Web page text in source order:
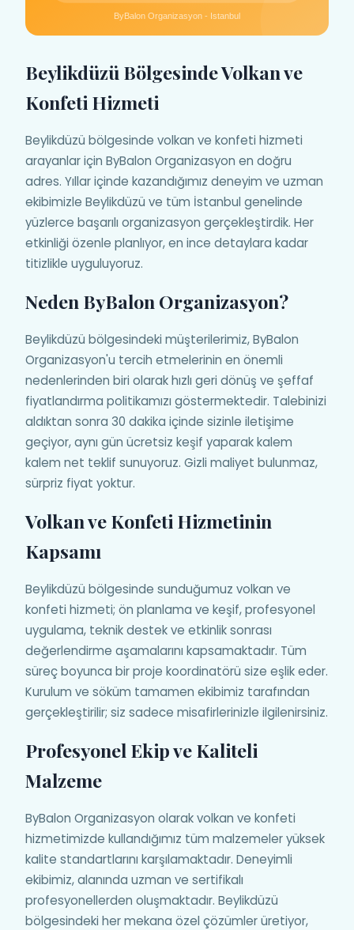
Beylikdüzü Bölgesinde Volkan ve
Konfeti Hizmeti
Beylikdüzü bölgesinde volkan ve konfeti hizmeti
arayanlar için ByBalon Organizasyon en doğru
adres. Yıllar içinde kazandığımız deneyim ve uzman
ekibimizle Beylikdüzü ve tüm İstanbul genelinde
yüzlerce başarılı organizasyon gerçekleştirdik. Her
etkinliği özenle planlıyor, en ince detaylara kadar
titizlikle uyguluyoruz.
Neden ByBalon Organizasyon?
Beylikdüzü bölgesindeki müşterilerimiz, ByBalon
Organizasyon'u tercih etmelerinin en önemli
nedenlerinden biri olarak hızlı geri dönüş ve şeffaf
fiyatlandırma politikamızı göstermektedir. Talebinizi
aldıktan sonra 30 dakika içinde sizinle iletişime
geçiyor, aynı gün ücretsiz keşif yaparak kalem
kalem net teklif sunuyoruz. Gizli maliyet bulunmaz,
sürpriz fiyat yoktur.
Volkan ve Konfeti Hizmetinin
Kapsamı
Beylikdüzü bölgesinde sunduğumuz volkan ve
konfeti hizmeti; ön planlama ve keşif, profesyonel
uygulama, teknik destek ve etkinlik sonrası
değerlendirme aşamalarını kapsamaktadır. Tüm
süreç boyunca bir proje koordinatörü size eşlik eder.
Kurulum ve söküm tamamen ekibimiz tarafından
gerçekleştirilir; siz sadece misafirlerinizle ilgilenirsiniz.
Profesyonel Ekip ve Kaliteli
Malzeme
ByBalon Organizasyon olarak volkan ve konfeti
hizmetimizde kullandığımız tüm malzemeler yüksek
kalite standartlarını karşılamaktadır. Deneyimli
ekibimiz, alanında uzman ve sertifikalı
profesyonellerden oluşmaktadır. Beylikdüzü
bölgesindeki her mekana özel çözümler üretiyor,